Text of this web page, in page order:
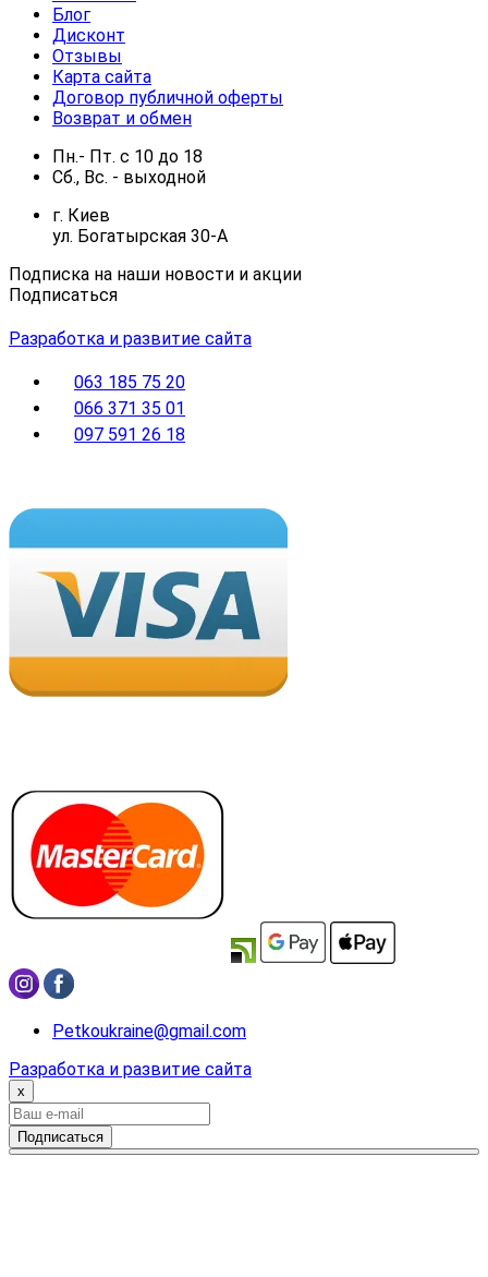
Блог
Дисконт
Отзывы
Карта сайта
Договор публичной оферты
Возврат и обмен
Пн.- Пт. с 10 до 18
Сб., Вс. - выходной
г. Киев
ул. Богатырская 30-А
Подписка на наши новости и акции
Подписаться
Разработка и развитие сайта
063 185 75 20
066 371 35 01
097 591 26 18
Petkoukraine@gmail.com
Разработка и развитие сайта
x